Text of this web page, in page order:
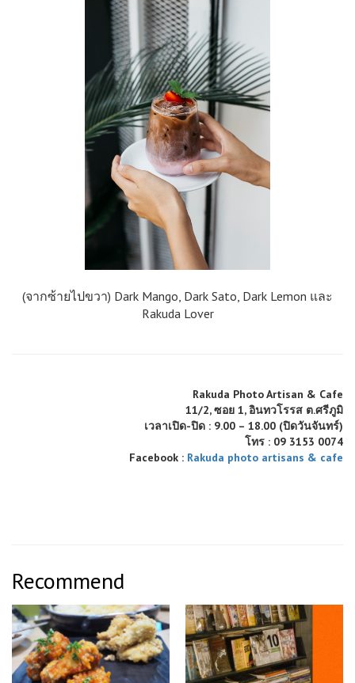
(จากซ้ายไปขวา) Dark Mango, Dark Sato, Dark Lemon และ
Rakuda Lover
Rakuda Photo Artisan & Cafe
11/2, ซอย 1, อินทวโรรส ต.ศรีภูมิ
เวลาเปิด-ปิด : 9.00 – 18.00 (ปิดวันจันทร์)
โทร : 09 3153 0074
Facebook : Rakuda photo artisans & cafe
Recommend